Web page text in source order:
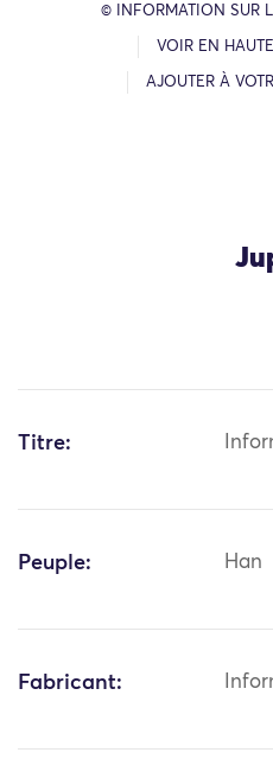
© INFORMATION SUR
VOIR EN
AJOUTER À
Titre:
Peuple: Han
Fabricant: